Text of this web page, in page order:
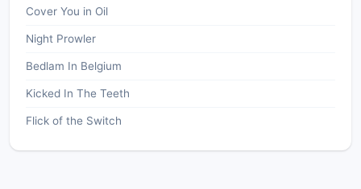
Cover You in Oil
Night Prowler
Bedlam In Belgium
Kicked In The Teeth
Flick of the Switch